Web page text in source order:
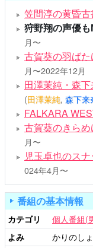
笠間淳の黄昏古
狩野翔の声優
月〜
古賀葵の羽ば
月〜2022年12月
田澤茉純・森
(田澤茉純, 森下来
FALKARA
古賀葵のきら
月〜
児玉卓也のス
024年4月〜
番組の基本情報
カテゴリ
個人番組(
よみ
かりのし